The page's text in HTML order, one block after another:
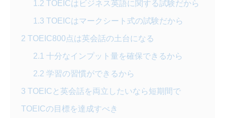
1.2 TOEICはビジネス英語に関する試験だから
1.3 TOEICはマークシート式の試験だから
2 TOEIC800点は英会話の土台になる
2.1 十分なインプット量を確保できるから
2.2 学習の習慣ができるから
3 TOEICと英会話を両立したいなら短期間で
TOEICの目標を達成すべき